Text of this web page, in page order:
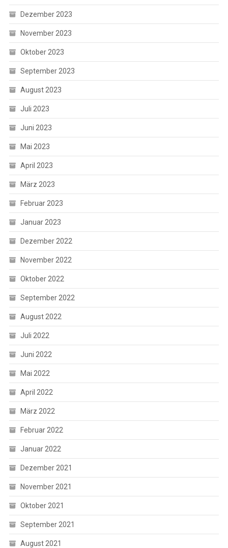
Dezember 2023
November 2023
Oktober 2023
September 2023
August 2023
Juli 2023
Juni 2023
Mai 2023
April 2023
März 2023
Februar 2023
Januar 2023
Dezember 2022
November 2022
Oktober 2022
September 2022
August 2022
Juli 2022
Juni 2022
Mai 2022
April 2022
März 2022
Februar 2022
Januar 2022
Dezember 2021
November 2021
Oktober 2021
September 2021
August 2021